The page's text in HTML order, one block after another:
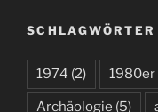
SCHLAGWÖRTER
1974 (2) 1980er
Archäologie (5)